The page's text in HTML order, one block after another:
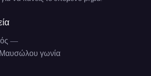
—
Μαυσώλου γωνία